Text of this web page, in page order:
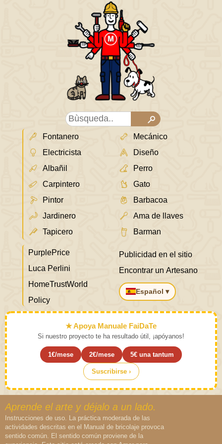
Fontanero
Electricista
Albañil
Carpintero
Pintor
Jardinero
Tapicero
Mecánico
Diseño
Perro
Gato
Barbacoa
Ama de llaves
Barman
PurplePrice
Luca Perlini
HomeTrustWorld
Policy
Publicidad en el sitio
Encontrar un Artesano
Español ▾
★ Apoya Manuale FaiDaTe
Si nuestro proyecto te ha resultado útil, ¡apóyanos!
1€/mese 2€/mese 5€ una tantum
Suscribirse ›
Aprende el arte y déjalo a un lado.
Instrucciones de uso. La práctica moderada de las
actividades descritas en el Manual de bricolaje provoca
sentido común. El sentido común proviene de la